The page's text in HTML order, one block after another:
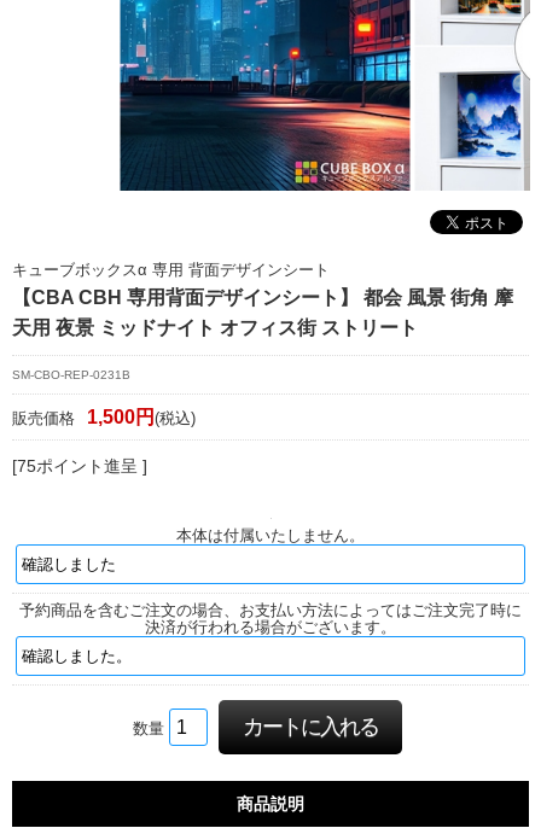
イページ/会員登録
定商取引法に基づく表記
キューブボックスα 専用 背面デザインシート
【CBA CBH 専用背面デザインシート】 都会 風景 街角 摩
天用 夜景 ミッドナイト オフィス街 ストリート
SM-CBO-REP-0231B
販売価格 1,500円 (税込)
[75ポイント進呈 ]
本体は付属いたしません。
予約商品を含むご注文の場合、お支払い方法によってはご注文完了時に
決済が行われる場合がございます。
数量
商品説明